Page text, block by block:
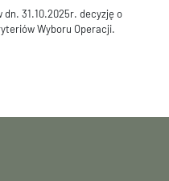
dn. 31.10.2025r. decyzję o
Wyboru Operacji.